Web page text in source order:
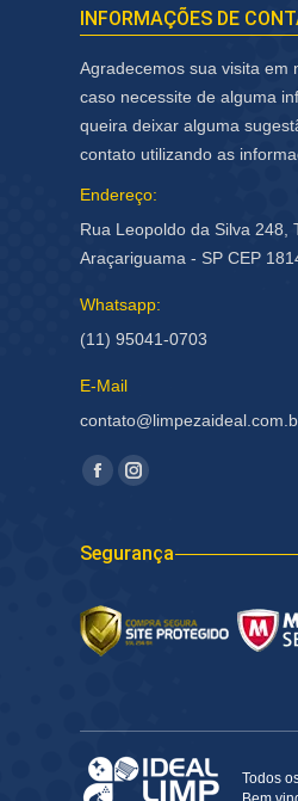
INFORMAÇÕES DE
Agradecemos sua visita em
caso necessite de alguma
queira deixar alguma
contato utilizando as
Endereço:
Rua Leopoldo da Silva 248,
Araçariguama - SP CEP
Whatsapp:
(11) 95041-0703
E-Mail
Encontre-nos em:
Facebook
abre
nova
janela
Instagram
abre
janela
Segurança
Todos